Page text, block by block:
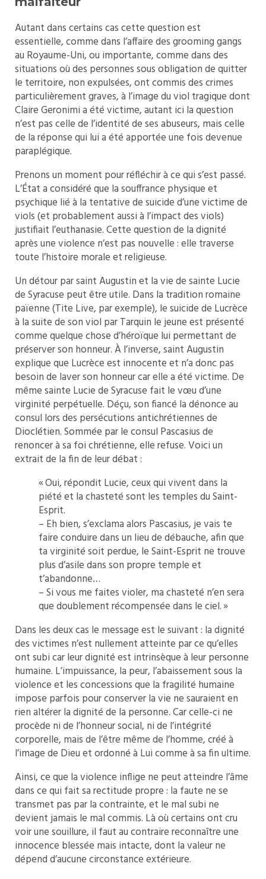
Autant dans certains cas cette question est
essentielle, comme dans l’affaire des grooming gangs
au Royaume-Uni, ou importante, comme dans des
situations où des personnes sous obligation de quitter
le territoire, non expulsées, ont commis des crimes
particulièrement graves, à l’image du viol tragique dont
Claire Geronimi a été victime, autant ici la question
n’est pas celle de l’identité de ses abuseurs, mais celle
de la réponse qui lui a été apportée une fois devenue
paraplégique.
Prenons un moment pour réfléchir à ce qui s’est passé.
L’État a considéré que la souffrance physique et
psychique lié à la tentative de suicide d’une victime de
viols (et probablement aussi à l’impact des viols)
justifiait l’euthanasie. Cette question de la dignité
après une violence n’est pas nouvelle : elle traverse
toute l’histoire morale et religieuse.
Un détour par saint Augustin et la vie de sainte Lucie
de Syracuse peut être utile. Dans la tradition romaine
païenne (Tite Live, par exemple), le suicide de Lucrèce
à la suite de son viol par Tarquin le jeune est présenté
comme quelque chose d’héroïque lui permettant de
préserver son honneur. À l’inverse, saint Augustin
explique que Lucrèce est innocente et n’a donc pas
besoin de laver son honneur car elle a été victime. De
même sainte Lucie de Syracuse fait le vœu d’une
virginité perpétuelle. Déçu, son fiancé la dénonce au
consul lors des persécutions antichrétiennes de
Dioclétien. Sommée par le consul Pascasius de
renoncer à sa foi chrétienne, elle refuse. Voici un
extrait de la fin de leur débat :
« Oui, répondit Lucie, ceux qui vivent dans la
piété et la chasteté sont les temples du Saint-
Esprit.
– Eh bien, s’exclama alors Pascasius, je vais te
faire conduire dans un lieu de débauche, afin que
ta virginité soit perdue, le Saint-Esprit ne trouve
plus d’asile dans son propre temple et
t’abandonne…
– Si vous me faites violer, ma chasteté n’en sera
que doublement récompensée dans le ciel. »
Dans les deux cas le message est le suivant : la dignité
des victimes n’est nullement atteinte par ce qu’elles
ont subi car leur dignité est intrinsèque à leur personne
humaine. L’impuissance, la peur, l’abaissement sous la
violence et les concessions que la fragilité humaine
impose parfois pour conserver la vie ne sauraient en
rien altérer la dignité de la personne. Car celle-ci ne
procède ni de l’honneur social, ni de l’intégrité
corporelle, mais de l’être même de l’homme, créé à
l’image de Dieu et ordonné à Lui comme à sa fin ultime.
Ainsi, ce que la violence inflige ne peut atteindre l’âme
dans ce qui fait sa rectitude propre : la faute ne se
transmet pas par la contrainte, et le mal subi ne
devient jamais le mal commis. Là où certains ont cru
voir une souillure, il faut au contraire reconnaître une
innocence blessée mais intacte, dont la valeur ne
dépend d’aucune circonstance extérieure.